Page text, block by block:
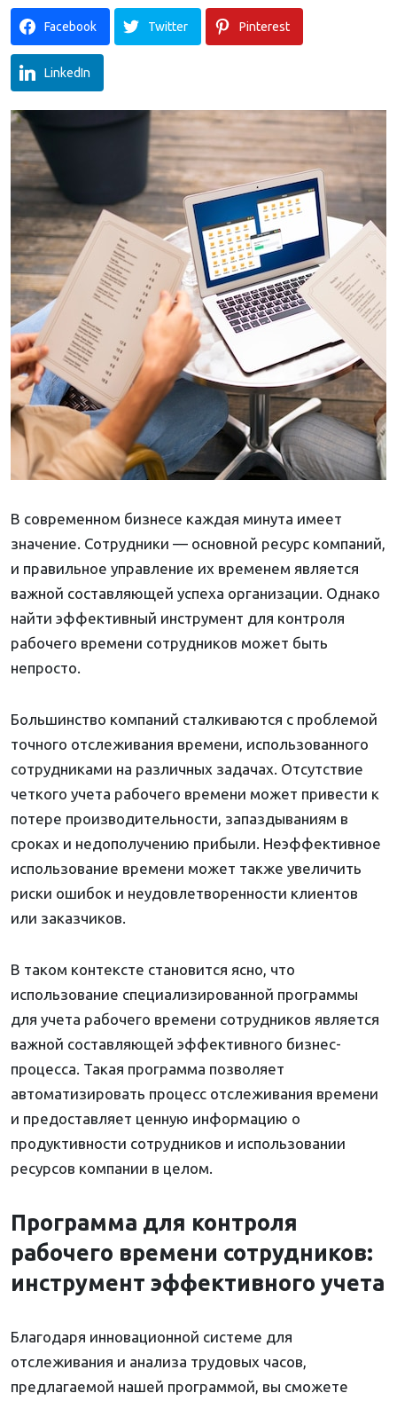
Facebook Twitter Pinterest
LinkedIn
В современном бизнесе каждая минута имеет
значение. Сотрудники — основной ресурс компаний,
и правильное управление их временем является
важной составляющей успеха организации. Однако
найти эффективный инструмент для контроля
рабочего времени сотрудников может быть
непросто.
Большинство компаний сталкиваются с проблемой
точного отслеживания времени, использованного
сотрудниками на различных задачах. Отсутствие
четкого учета рабочего времени может привести к
потере производительности, запаздываниям в
сроках и недополучению прибыли. Неэффективное
использование времени может также увеличить
риски ошибок и неудовлетворенности клиентов
или заказчиков.
В таком контексте становится ясно, что
использование специализированной программы
для учета рабочего времени сотрудников является
важной составляющей эффективного бизнес-
процесса. Такая программа позволяет
автоматизировать процесс отслеживания времени
и предоставляет ценную информацию о
продуктивности сотрудников и использовании
ресурсов компании в целом.
Программа для контроля
рабочего времени сотрудников:
инструмент эффективного учета
Благодаря инновационной системе для
отслеживания и анализа трудовых часов,
предлагаемой нашей программой, вы сможете